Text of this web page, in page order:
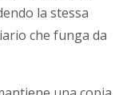
la stessa
che funga da